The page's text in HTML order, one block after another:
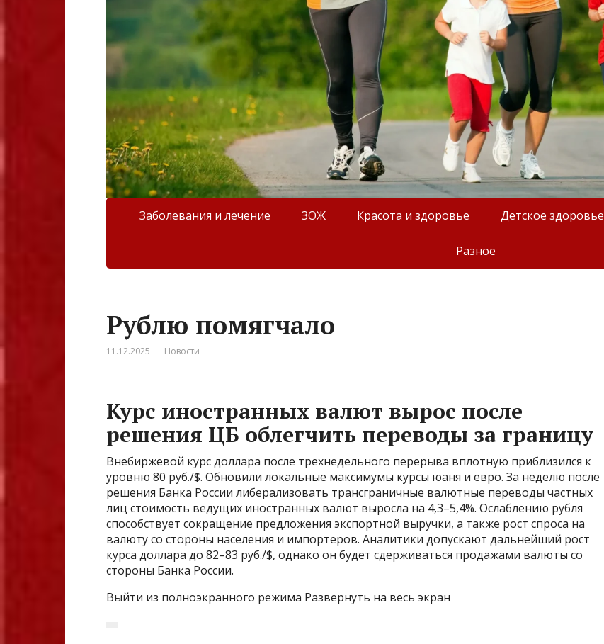
Заболевания и лечение ЗОЖ Красота и здоровье Детское здоровье
Разное
Рублю помягчало
11.12.2025 Новости
Курс иностранных валют вырос после
решения ЦБ облегчить переводы за границу
Внебиржевой курс доллара после трехнедельного перерыва вплотную приблизился к
уровню 80 руб./$. Обновили локальные максимумы курсы юаня и евро. За неделю после
решения Банка России либерализовать трансграничные валютные переводы частных
лиц стоимость ведущих иностранных валют выросла на 4,3–5,4%. Ослаблению рубля
способствует сокращение предложения экспортной выручки, а также рост спроса на
валюту со стороны населения и импортеров. Аналитики допускают дальнейший рост
курса доллара до 82–83 руб./$, однако он будет сдерживаться продажами валюты со
стороны Банка России.
Выйти из полноэкранного режима Развернуть на весь экран